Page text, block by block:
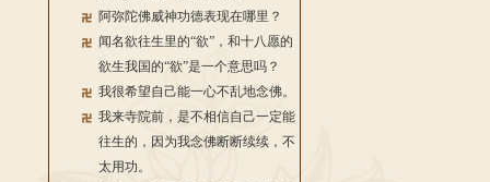
阿弥陀佛威神功德表现在哪里？
闻名欲往生里的“欲”，和十八愿的
欲生我国的“欲”是一个意思吗？
我很希望自己能一心不乱地念佛。
我来寺院前，是不相信自己一定能
往生的，因为我念佛断断续续，不
太用功。